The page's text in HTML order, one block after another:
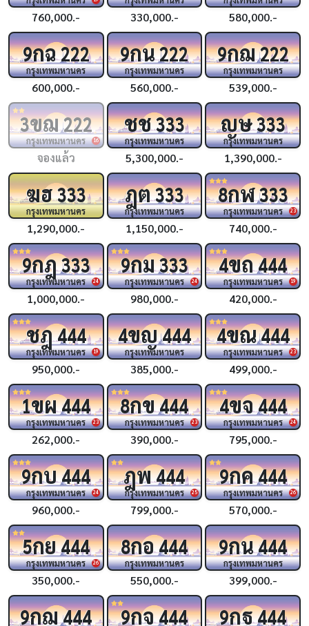
760,000.- 330,000.- 580,000.-
9กฉ222
กรุงเทพมหานคร
600,000.-
9กน222
กรุงเทพมหานคร
560,000.-
9กฌ222
กรุงเทพมหานคร
539,000.-
16
3ขฌ222
กรุงเทพมหานคร
จองแล้ว
ชช333
กรุงเทพมหานคร
5,300,000.-
ญษ333
กรุงเทพมหานคร
1,390,000.-
ฆฮ333
กรุงเทพมหานคร
1,290,000.-
ฎต333
กรุงเทพมหานคร
1,150,000.-
23
8กฬ333
กรุงเทพมหานคร
740,000.-
24
9กฎ333
กรุงเทพมหานคร
1,000,000.-
24
9กม333
กรุงเทพมหานคร
980,000.-
19
4ขถ444
กรุงเทพมหานคร
420,000.-
19
ชฎ444
กรุงเทพมหานคร
950,000.-
4ขญ444
กรุงเทพมหานคร
385,000.-
23
4ขณ444
กรุงเทพมหานคร
499,000.-
23
1ขผ444
กรุงเทพมหานคร
262,000.-
23
8กข444
กรุงเทพมหานคร
390,000.-
24
4ขจ444
กรุงเทพมหานคร
795,000.-
24
9กบ444
กรุงเทพมหานคร
960,000.-
25
ฎพ444
กรุงเทพมหานคร
799,000.-
26
9กค444
กรุงเทพมหานคร
570,000.-
26
5กย444
กรุงเทพมหานคร
350,000.-
8กอ444
กรุงเทพมหานคร
550,000.-
9กน444
กรุงเทพมหานคร
399,000.-
9กฌ444 9กจ444 9กฐ444